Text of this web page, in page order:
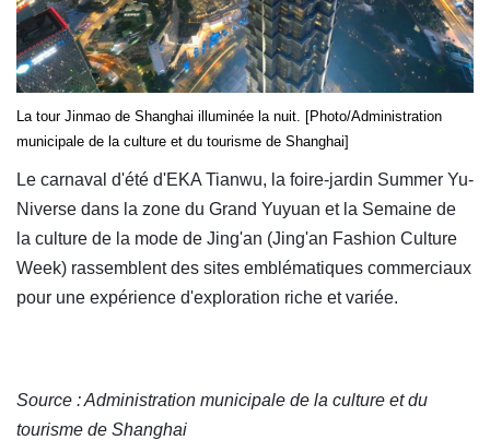
La tour Jinmao de Shanghai illuminée la nuit. [Photo/Administration
municipale de la culture et du tourisme de Shanghai]
Le carnaval d'été d'EKA Tianwu, la foire-jardin Summer Yu-
Niverse dans la zone du Grand Yuyuan et la Semaine de
la culture de la mode de Jing'an (Jing'an Fashion Culture
Week) rassemblent des sites emblématiques commerciaux
pour une expérience d'exploration riche et variée.
Source : Administration municipale de la culture et du
tourisme de Shanghai